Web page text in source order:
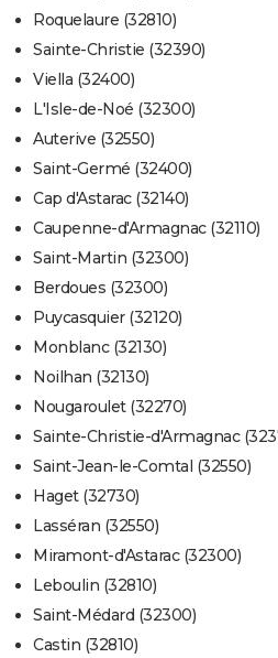
Roquelaure (32810)
Sainte-Christie (32390)
Viella (32400)
L'Isle-de-Noé (32300)
Auterive (32550)
Saint-Germé (32400)
Cap d'Astarac (32140)
Caupenne-d'Armagnac (32110)
Saint-Martin (32300)
Berdoues (32300)
Puycasquier (32120)
Monblanc (32130)
Noilhan (32130)
Nougaroulet (32270)
Sainte-Christie-d'Armagnac
Saint-Jean-le-Comtal (32550)
Haget (32730)
Lasséran (32550)
Miramont-d'Astarac (32300)
Leboulin (32810)
Saint-Médard (32300)
Castin (32810)